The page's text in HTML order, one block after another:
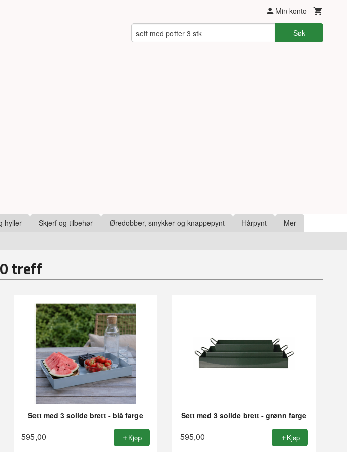
Min konto
Søk
hyller Skjerf og tilbehør Øredobber, smykker og knappepynt Hårpynt Mer
treff
Sett med 3 solide brett - blå farge
595,00 Kjøp
Sett med 3 solide brett - grønn farge
595,00 Kjøp